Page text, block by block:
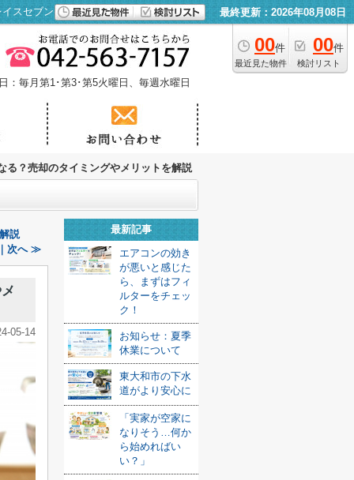
スセブン 最終更新：2026年08月08日
00件
最近見た物件
00件
検討リスト
：毎月第1･第3･第5火曜日、毎週水曜日
る？売却のタイミングやメリットを解説
説
次へ ≫
05-14
最新記事
エアコンの効き
が悪いと感じた
ら、まずはフィ
ルターをチェッ
ク！
お知らせ：夏季
休業について
東大和市の下水
道がより安心に
「実家が空家に
なりそう…何か
ら始めればい
い？」